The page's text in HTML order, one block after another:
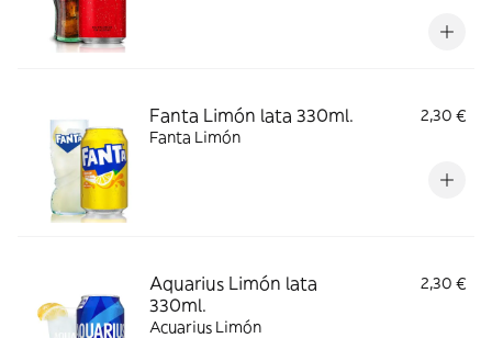
Fanta Limón lata 330ml.
2,30 €
Fanta Limón
Aquarius Limón lata
330ml.
2,30 €
Acuarius Limón